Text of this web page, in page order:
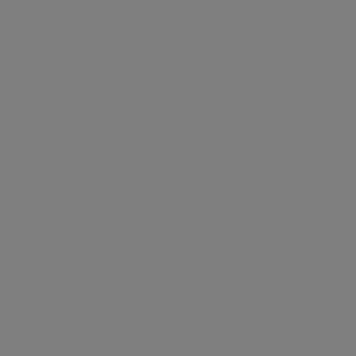
appelés « gress », cette cuvée de
une robe soutenue, parée d’un
avec des notes de fruits rouges
il est harmonieux avec du gras, de
bonne persistance